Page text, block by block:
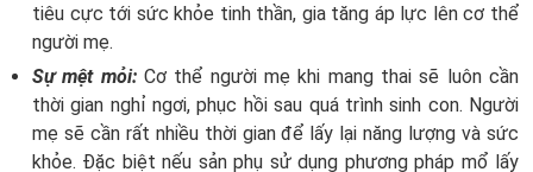
tiêu cực tới sức khỏe tinh thần, gia tăng áp lực lên cơ thể
người mẹ.
Sự mệt mỏi:Cơ thể người mẹ khi mang thai sẽ luôn cần
thời gian nghỉ ngơi, phục hồi sau quá trình sinh con. Người
mẹ sẽ cần rất nhiều thời gian để lấy lại năng lượng và sức
khỏe. Đặc biệt nếu sản phụ sử dụng phương pháp mổ lấy